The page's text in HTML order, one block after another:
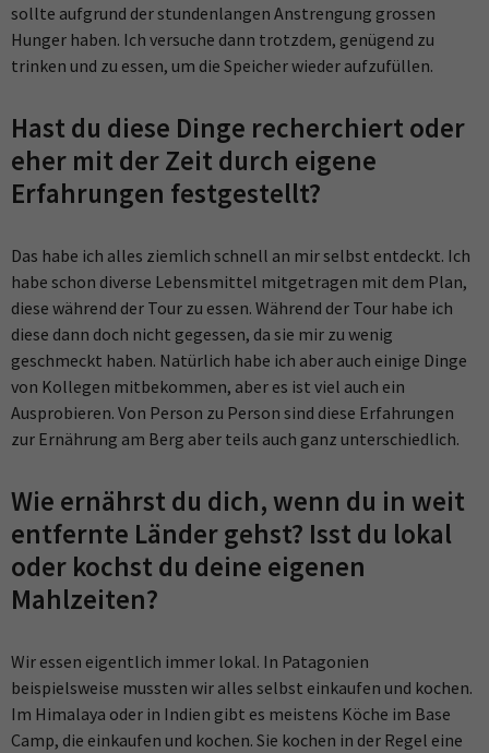
sollte aufgrund der stundenlangen Anstrengung grossen
Hunger haben. Ich versuche dann trotzdem, genügend zu
trinken und zu essen, um die Speicher wieder aufzufüllen.
Hast du diese Dinge recherchiert oder
eher mit der Zeit durch eigene
Erfahrungen festgestellt?
Das habe ich alles ziemlich schnell an mir selbst entdeckt. Ich
habe schon diverse Lebensmittel mitgetragen mit dem Plan,
diese während der Tour zu essen. Während der Tour habe ich
diese dann doch nicht gegessen, da sie mir zu wenig
geschmeckt haben. Natürlich habe ich aber auch einige Dinge
von Kollegen mitbekommen, aber es ist viel auch ein
Ausprobieren. Von Person zu Person sind diese Erfahrungen
zur Ernährung am Berg aber teils auch ganz unterschiedlich.
Wie ernährst du dich, wenn du in weit
entfernte Länder gehst? Isst du lokal
oder kochst du deine eigenen
Mahlzeiten?
Wir essen eigentlich immer lokal. In Patagonien
beispielsweise mussten wir alles selbst einkaufen und kochen.
Im Himalaya oder in Indien gibt es meistens Köche im Base
Camp, die einkaufen und kochen. Sie kochen in der Regel eine